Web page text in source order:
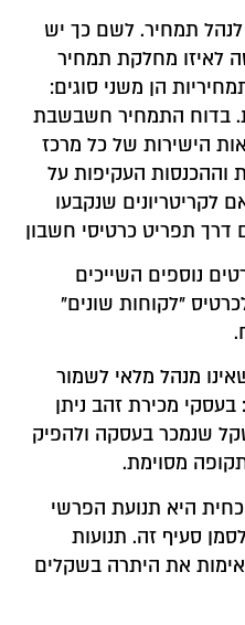
תמחיר. לשם כך יש
לאיזו מחלקת תמחיר
הן משני סוגים:
בדוח התמחיר חשבשבת
הישירות של כל מרכז
וההכנסות העקיפות על
לקריטריונים שנקבעו
דרך תפריט כרטיסי חשבון
נוספים השייכים
"לקוחות שונים"
מנהל מלאי לשמור
בעסקי מכירת זהב ניתן
שנמכר בעסקה ולהפיק
מסוימת.
היא תנועת הפרשי
סעיף זה. תנועות
את היתרה בשקלים